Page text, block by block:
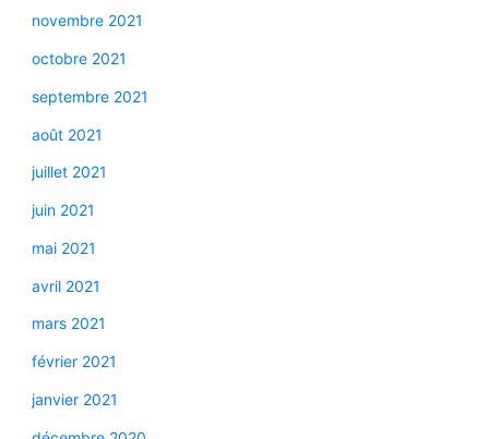
novembre 2021
octobre 2021
septembre 2021
août 2021
juillet 2021
juin 2021
mai 2021
avril 2021
mars 2021
février 2021
janvier 2021